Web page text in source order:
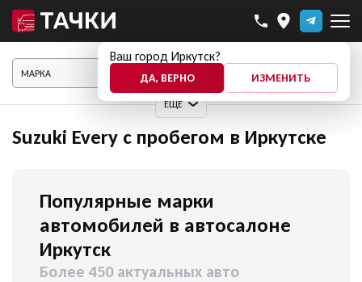
Ваш город Иркутск?
ДА, ВЕРНО ИЗМЕНИТЬ
ЕЩЕ
ПОКАЗАТЬ АВТО
Suzuki Every с пробегом в Иркутске
Популярные марки
автомобилей в автосалоне
Иркутск
Более 450 актуальных авто